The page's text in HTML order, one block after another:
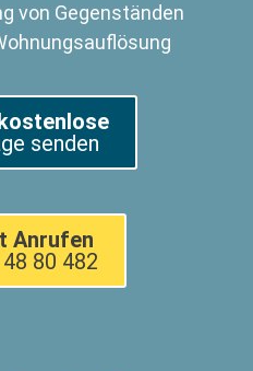
von Gegenständen
senden
Anrufen
80 482